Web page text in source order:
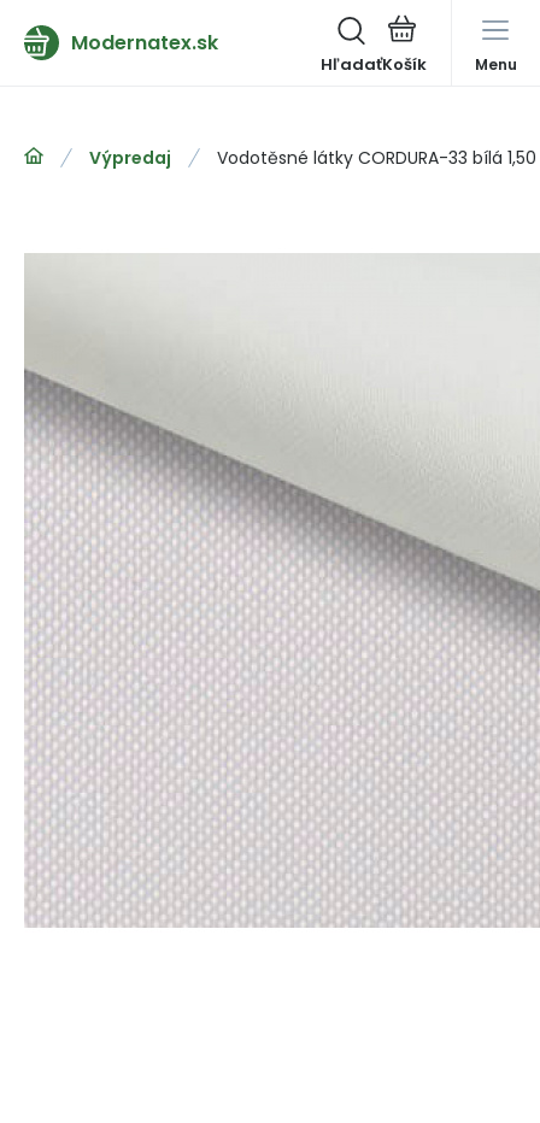
Modernatex.sk
Hľadať Menu
Výpredaj Vodotěsné látky CORDURA-33 bílá